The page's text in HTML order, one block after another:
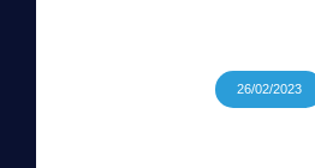
26/02/2023